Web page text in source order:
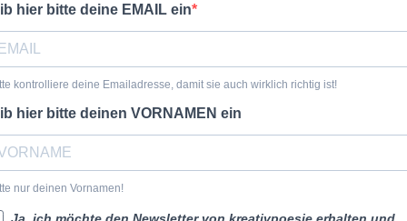
hier bitte deine EMAIL ein
kontrolliere deine Emailadresse, damit sie auch wirklich richtig ist!
hier bitte deinen VORNAMEN ein
nur deinen Vornamen!